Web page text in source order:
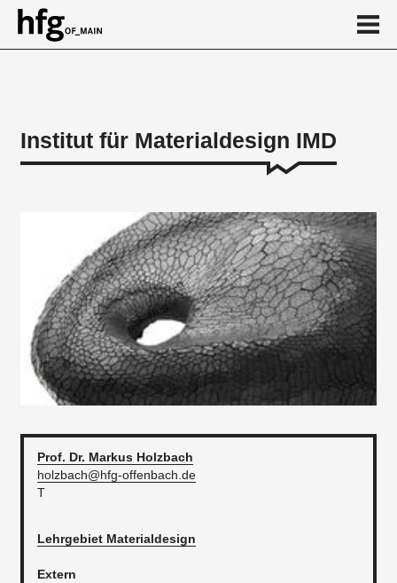
Über
News
Institut für Materialdesign IMD
Prof. Dr. Markus Holzbach
holzbach@hfg-offenbach.de
T
Lehrgebiet Materialdesign
Extern